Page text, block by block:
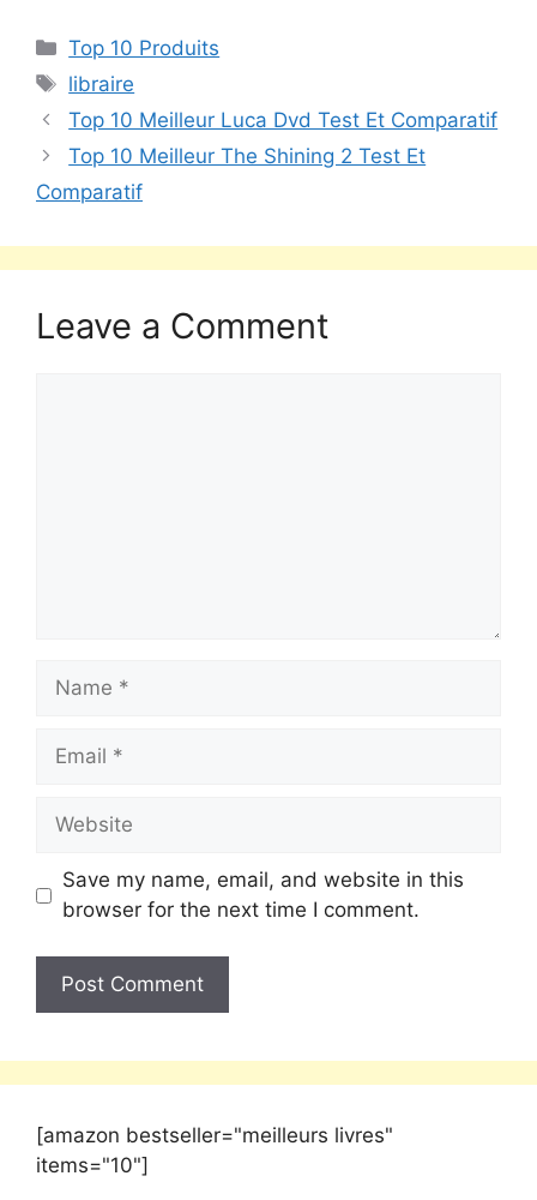
Top 10 Produits
libraire
Top 10 Meilleur Luca Dvd Test Et Comparatif
Top 10 Meilleur The Shining 2 Test Et
Comparatif
Leave a Comment
Save my name, email, and website in this
browser for the next time I comment.
[amazon bestseller="meilleurs livres"
items="10"]